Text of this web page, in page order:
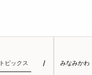
トピックス みなみかわ